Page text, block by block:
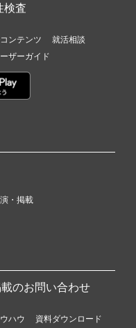
検査
ンテンツ
就活相談
ザーガイド
・掲載
のお問い合わせ
ハウ 資料ダウンロード